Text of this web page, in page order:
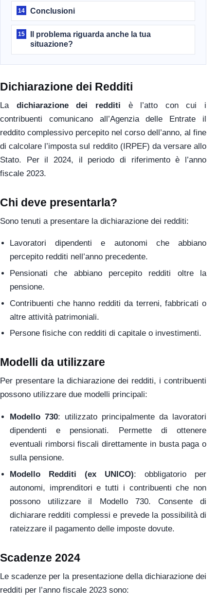
14 Conclusioni
15
Il problema riguarda anche la tua
situazione?
Dichiarazione dei Redditi
La dichiarazione dei redditi è l’atto con cui i
contribuenti comunicano all’Agenzia delle Entrate il
reddito complessivo percepito nel corso dell’anno, al fine
di calcolare l’imposta sul reddito (IRPEF) da versare allo
Stato. Per il 2024, il periodo di riferimento è l’anno
fiscale 2023.
Chi deve presentarla?
Sono tenuti a presentare la dichiarazione dei redditi:
Lavoratori dipendenti e autonomi che abbiano
percepito redditi nell’anno precedente.
Pensionati che abbiano percepito redditi oltre la
pensione.
Contribuenti che hanno redditi da terreni, fabbricati o
altre attività patrimoniali.
Persone fisiche con redditi di capitale o investimenti.
Modelli da utilizzare
Per presentare la dichiarazione dei redditi, i contribuenti
possono utilizzare due modelli principali:
Modello 730: utilizzato principalmente da lavoratori
dipendenti e pensionati. Permette di ottenere
eventuali rimborsi fiscali direttamente in busta paga o
sulla pensione.
Modello Redditi (ex UNICO): obbligatorio per
autonomi, imprenditori e tutti i contribuenti che non
possono utilizzare il Modello 730. Consente di
dichiarare redditi complessi e prevede la possibilità di
rateizzare il pagamento delle imposte dovute.
Scadenze 2024
Le scadenze per la presentazione della dichiarazione dei
redditi per l’anno fiscale 2023 sono: